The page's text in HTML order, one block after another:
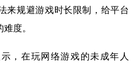
来规避游戏时长限制，给平台
度。
在玩网络游戏的未成年人